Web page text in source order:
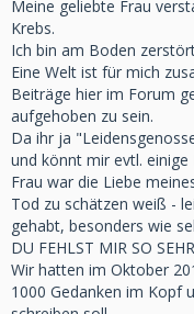
Meine geliebte Frau
Krebs.
Ich bin am Boden
Eine Welt ist für mich
Beiträge hier im Forum
aufgehoben zu sein.
Da ihr ja
und könnt mir evtl. einige
Frau war die Liebe
Tod zu schätzen weiß -
gehabt, besonders wie
DU FEHLST MIR SO
Wir hatten im Oktober
1000 Gedanken im Kopf